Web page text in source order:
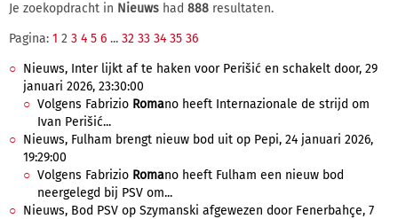
Je zoekopdracht in Nieuws had 888 resultaten.
Pagina: 1 2 3 4 5 6 ... 32 33 34 35 36
Nieuws, Inter lijkt af te haken voor Perišić en schakelt door, 29
januari 2026, 23:30:00
Volgens Fabrizio Romano heeft Internazionale de strijd om
Ivan Perišić...
Nieuws, Fulham brengt nieuw bod uit op Pepi, 24 januari 2026,
19:29:00
Volgens Fabrizio Romano heeft Fulham een nieuw bod
neergelegd bij PSV om...
Nieuws, Bod PSV op Szymanski afgewezen door Fenerbahçe, 7